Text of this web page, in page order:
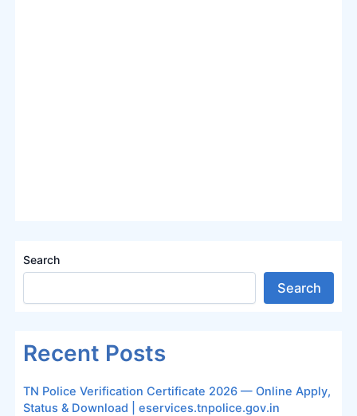
Search
Search
Recent Posts
TN Police Verification Certificate 2026 — Online Apply,
Status & Download | eservices.tnpolice.gov.in